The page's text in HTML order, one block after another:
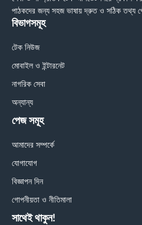
পাঠকদের জন্য সহজ ভাষায় দ্রুত ও সঠিক তথ্য
বিভাগসমূহ
টেক নিউজ
মোবাইল ও ইন্টারনেট
নাগরিক সেবা
অন্যান্য
পেজ সমূহ
আমাদের সম্পর্কে
যোগাযোগ
বিজ্ঞাপন দিন
গোপনীয়তা ও নীতিমালা
সাথেই থাকুন!